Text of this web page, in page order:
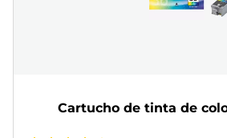
Cartucho de tinta de